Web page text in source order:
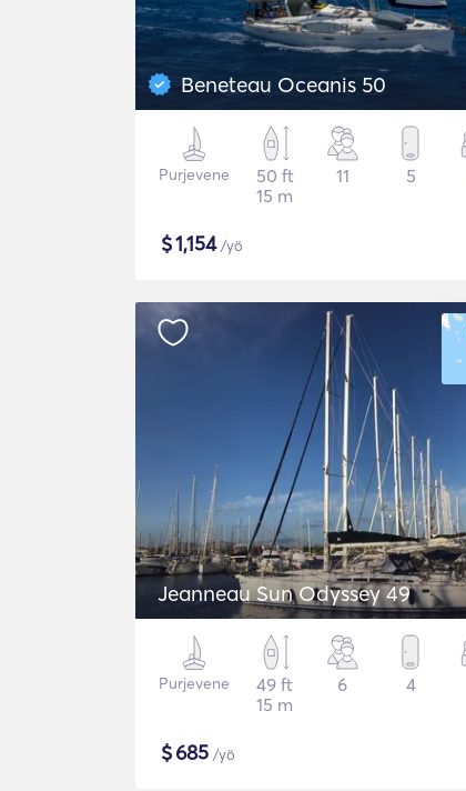
Beneteau Oceanis 50
Purjevene
50 ft
15 m
11 5
$1,154/yö
Jeanneau Sun Odyssey 49
Purjevene
49 ft
15 m
6 4
$685 /yö